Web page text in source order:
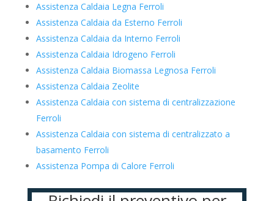
Assistenza Caldaia Legna Ferroli
Assistenza Caldaia da Esterno Ferroli
Assistenza Caldaia da Interno Ferroli
Assistenza Caldaia Idrogeno Ferroli
Assistenza Caldaia Biomassa Legnosa Ferroli
Assistenza Caldaia Zeolite
Assistenza Caldaia con sistema di centralizzazione
Ferroli
Assistenza Caldaia con sistema di centralizzato a
basamento Ferroli
Assistenza Pompa di Calore Ferroli